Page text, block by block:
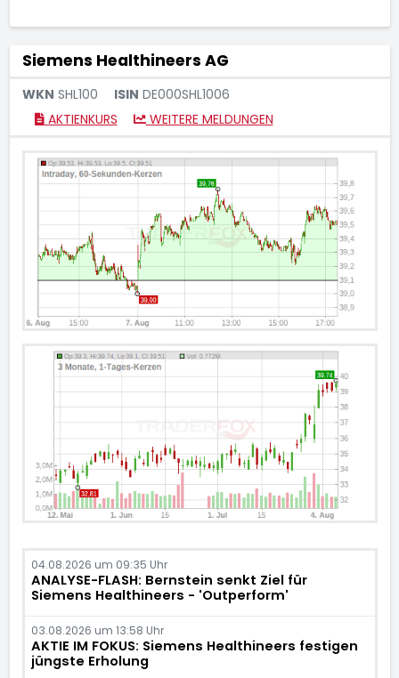
Siemens Healthineers AG
WKN SHL100 ISIN DE000SHL1006
AKTIENKURS
WEITERE MELDUNGEN
04.08.2026 um 09:35 Uhr
ANALYSE-FLASH: Bernstein senkt Ziel für
Siemens Healthineers - 'Outperform'
03.08.2026 um 13:58 Uhr
AKTIE IM FOKUS: Siemens Healthineers festigen
jüngste Erholung